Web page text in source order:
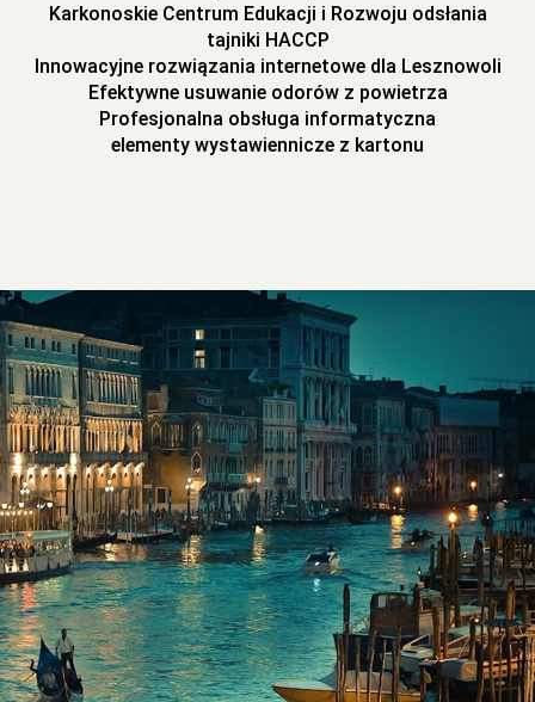
Karkonoskie Centrum Edukacji i Rozwoju odsłania
tajniki HACCP
Innowacyjne rozwiązania internetowe dla Lesznowoli
Efektywne usuwanie odorów z powietrza
Profesjonalna obsługa informatyczna
elementy wystawiennicze z kartonu